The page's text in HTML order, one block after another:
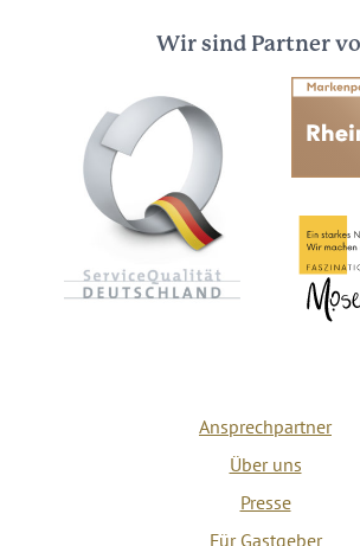
Wir sind Partner
Ansprechpartner
Über uns
Presse
Für Gastgeber